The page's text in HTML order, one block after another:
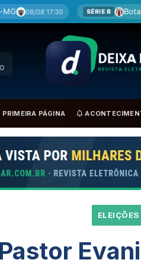
Botafogo-SPx América-MG 08/08
PRIMEIRA PÁGINA